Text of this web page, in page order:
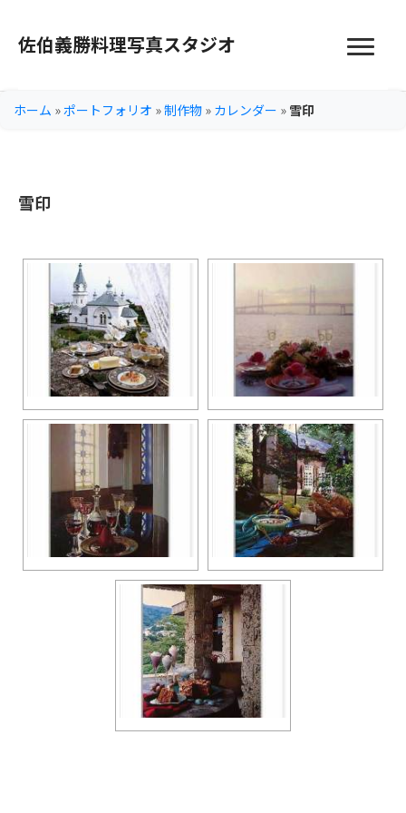
佐伯義勝料理写真スタジオ
ホーム »ポートフォリオ »制作物 » カレンダー » 雪印
雪印